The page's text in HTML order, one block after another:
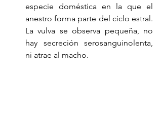
especie doméstica en la que el
anestro forma parte del ciclo estral.
La vulva se observa pequeña, no
hay secreción serosanguinolenta,
ni atrae al macho.